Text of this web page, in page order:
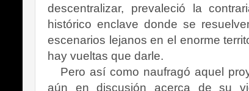
descentralizar, prevaleció la
histórico enclave donde se
escenarios lejanos en el enorme
hay vueltas que darle.
Pero así como naufragó aquel
aún en discusión acerca de su